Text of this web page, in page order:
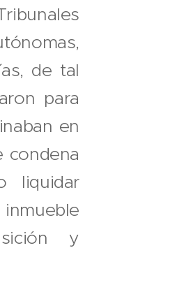
de tal
para
en
condena
liquidar
y